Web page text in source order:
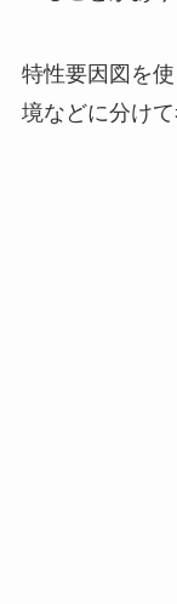
特性要因図を
境などに分けて